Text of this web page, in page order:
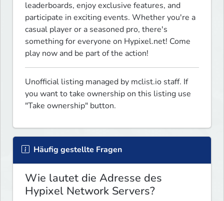
leaderboards, enjoy exclusive features, and
participate in exciting events. Whether you're a
casual player or a seasoned pro, there's
something for everyone on Hypixel.net! Come
play now and be part of the action!
Unofficial listing managed by mclist.io staff. If
you want to take ownership on this listing use
"Take ownership" button.
Häufig gestellte Fragen
Wie lautet die Adresse des
Hypixel Network Servers?